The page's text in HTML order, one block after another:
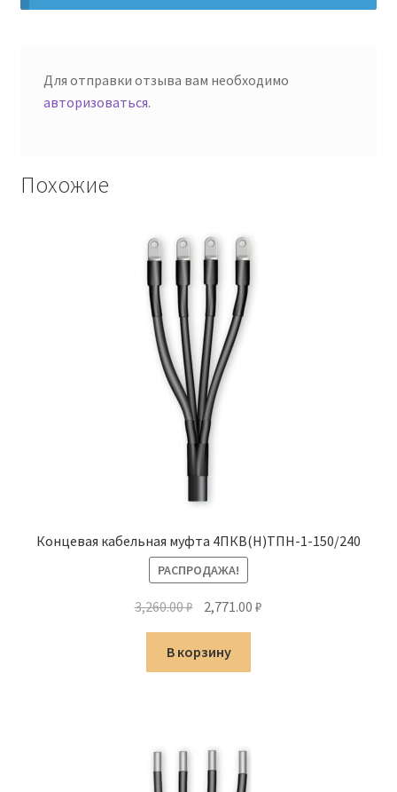
Для отправки отзыва вам необходимо
авторизоваться.
Похожие
Концевая кабельная муфта 4ПКВ(Н)ТПН-1-150/240
РАСПРОДАЖА!
3,260.00₽ Первоначальная
цена
составляла
3,260.00 ₽.
2,771.00₽
В корзину